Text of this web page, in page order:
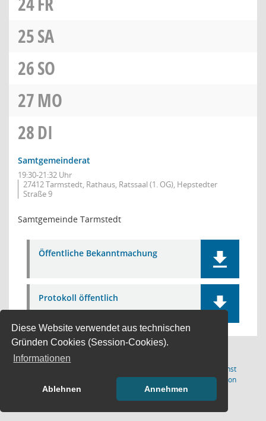
Diese Website verwendet aus technischen
Gründen Cookies (Session-Cookies).
Informationen
Ablehnen Annehmen
25SA
26SO
27MO
28DI
Samtgemeinderat
19:30-21:32 Uhr
27412 Tarmstedt, Rathaus, Ratssaal (1. OG), Hepstedter
Straße 9
Samtgemeinde Tarmstedt
Öffentliche Bekanntmachung
Protokoll öffentlich
Sitzungsdienst
Session(Wird in